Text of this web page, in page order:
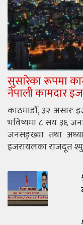
सुसारेका रूपमा
नेपाली कामदार
काठमाडौँ, ३२ असारः
भविष्यमा ८ सय ३६
जनसङ्ख्या तथा
इजरायलका राजदूत